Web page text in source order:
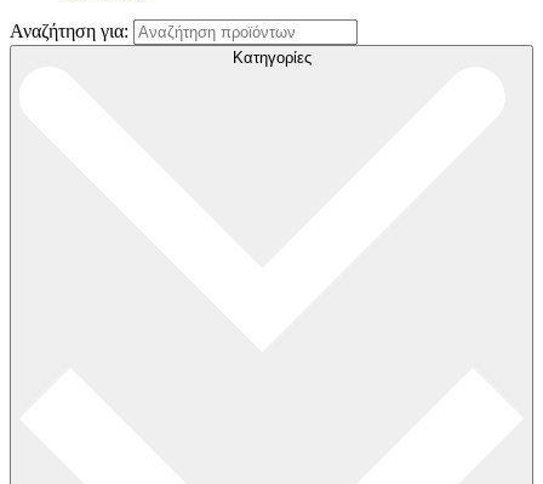
Αναζήτηση για:
Κατηγορίες